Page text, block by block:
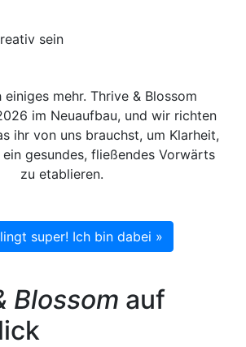
einiges mehr. Thrive & Blossom
im Neuaufbau, und wir richten
ihr von uns brauchst, um Klarheit,
gesundes, fließendes Vorwärts
zu etablieren.
super! Ich bin dabei »
Blossom auf